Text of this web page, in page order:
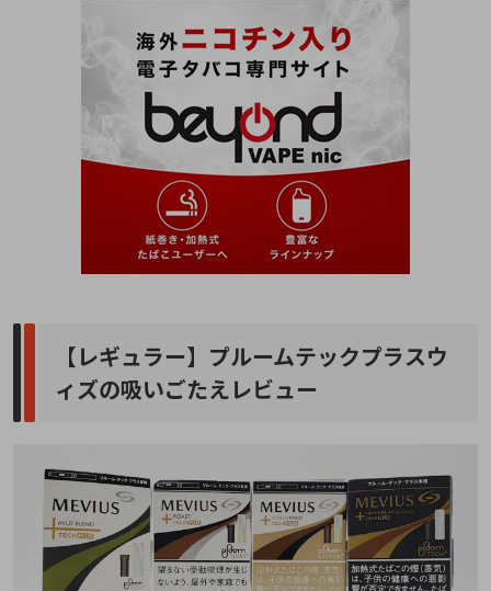
【レギュラー】プルームテックプラスウ
ィズの吸いごたえレビュー